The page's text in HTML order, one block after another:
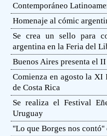
Contemporáneo
Homenaje al cómic
Se crea un sello para
argentina en la Feria del
Buenos Aires presenta el
Comienza en agosto la
de Costa Rica
Se realiza el Festival
Uruguay
''Lo que Borges nos